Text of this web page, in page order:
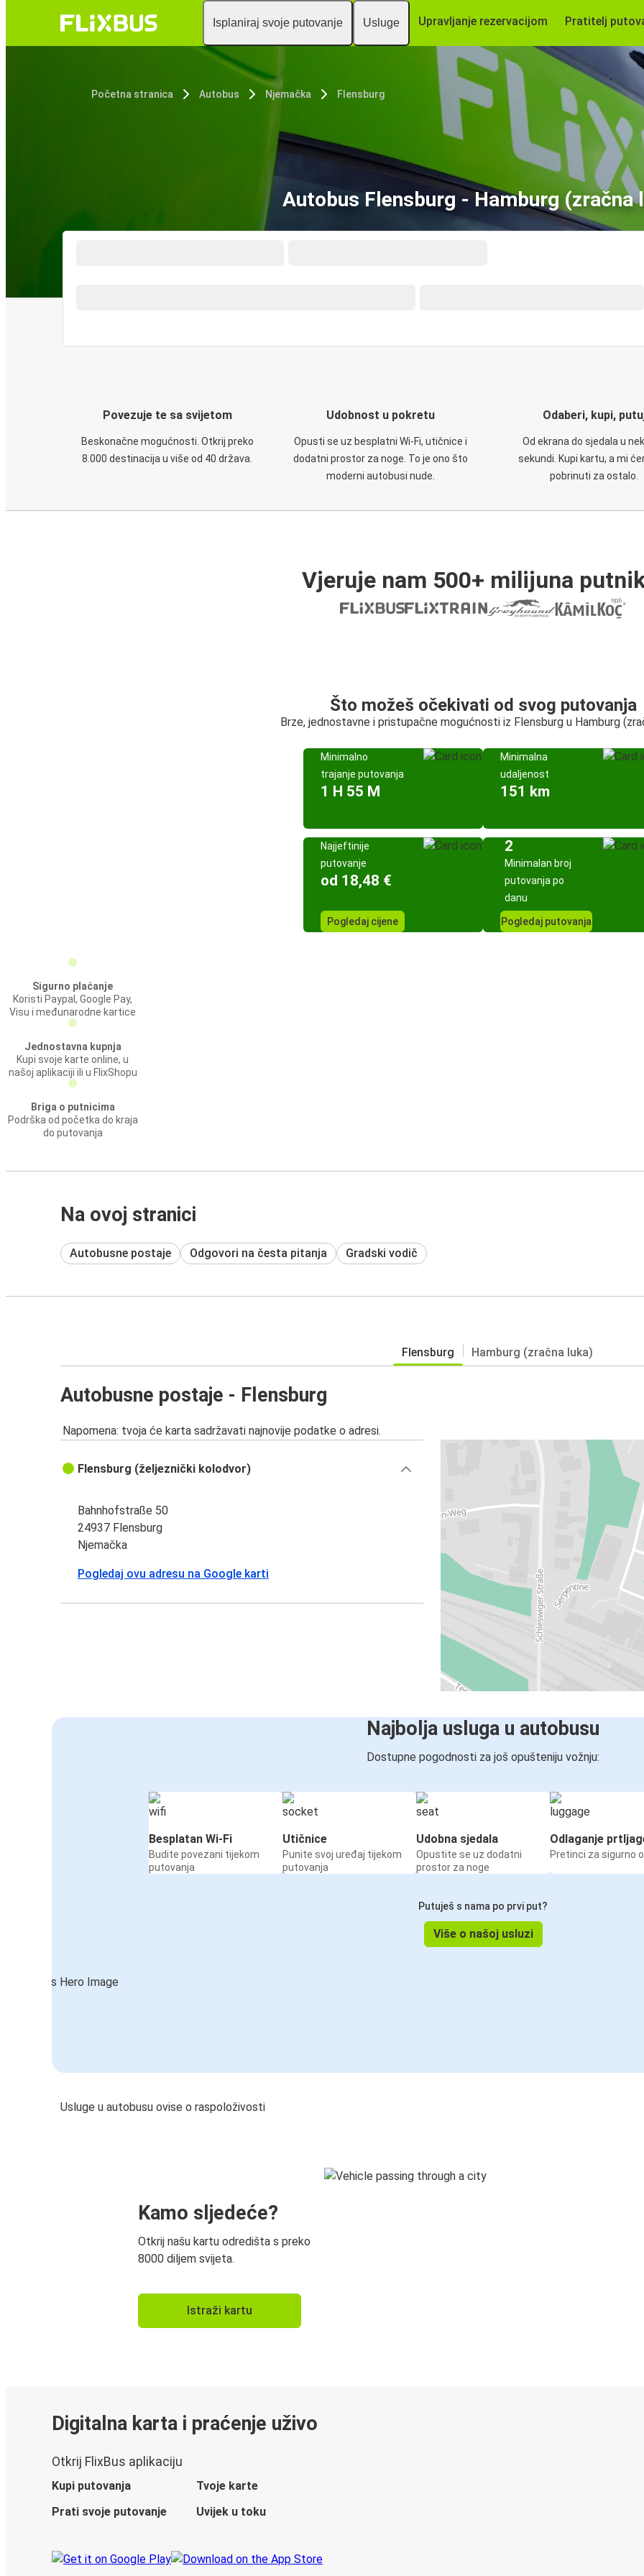
Isplaniraj svoje putovanje Usluge Upravljanje rezervacijom Pratitelj
Početna stranica Autobus Njemačka Flensburg
Autobus Flensburg - Hamburg (zračna
Povezuje te sa svijetom
Beskonačne mogućnosti. Otkrij preko
8.000 destinacija u više od 40 država.
Udobnost u pokretu
Opusti se uz besplatni Wi-Fi, utičnice i
dodatni prostor za noge. To je ono što
moderni autobusi nude.
Odaberi, kupi,
Od ekrana do sjedala u
sekundi. Kupi kartu, a mi
pobrinuti za ostalo.
Vjeruje nam 500+ milijuna
Što možeš očekivati od svog putovanja
Brze, jednostavne i pristupačne mogućnosti iz Flensburg u Hamburg
Minimalno
trajanje putovanja
1 H 55 M
Minimalna
udaljenost
151 km
Najjeftinije
putovanje
od 18,48 €
Pogledaj cijene
2
Minimalan broj
putovanja po
danu
Pogledaj putovanja
Sigurno plaćanje
Koristi Paypal, Google Pay,
Visu i međunarodne kartice
Jednostavna kupnja
Kupi svoje karte online, u
našoj aplikaciji ili u FlixShopu
Briga o putnicima
Podrška od početka do kraja
do putovanja
Na ovoj stranici
Autobusne postaje Odgovori na česta pitanja Gradski vodič
Flensburg Hamburg (zračna luka)
Autobusne postaje - Flensburg
Napomena: tvoja će karta sadržavati najnovije podatke o adresi.
Flensburg (željeznički kolodvor)
Bahnhofstraße 50
24937 Flensburg
Njemačka
Pogledaj ovu adresu na Google karti
Najbolja usluga u autobusu
Dostupne pogodnosti za još opušteniju vožnju:
Besplatan Wi-Fi
Budite povezani tijekom
putovanja
Utičnice
Punite svoj uređaj tijekom
putovanja
Udobna sjedala
Opustite se uz dodatni
prostor za noge
Odlaganje
Pretinci za sigurno
Putuješ s nama po prvi put?
Više o našoj usluzi
Usluge u autobusu ovise o raspoloživosti
Kamo sljedeće?
Otkrij našu kartu odredišta s preko
8000 diljem svijeta.
Istraži kartu
Digitalna karta i praćenje uživo
Otkrij FlixBus aplikaciju
Kupi putovanja
Tvoje karte
Prati svoje putovanje
Uvijek u toku